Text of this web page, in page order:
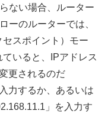
ない場合、ルーター
ーのルーターでは、
セスポイント）モー
いると、IPアドレス
更されるのだ
力するか、あるいは
」を入力す